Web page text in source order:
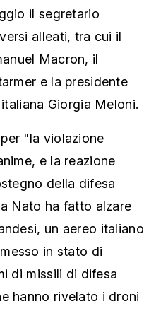
il segretario
alleati, tra cui il
Macron, il
e la presidente
Giorgia Meloni.
"la violazione
e la reazione
della difesa
Nato ha fatto alzare
un aereo italiano
in stato di
di missili di difesa
hanno rivelato i droni